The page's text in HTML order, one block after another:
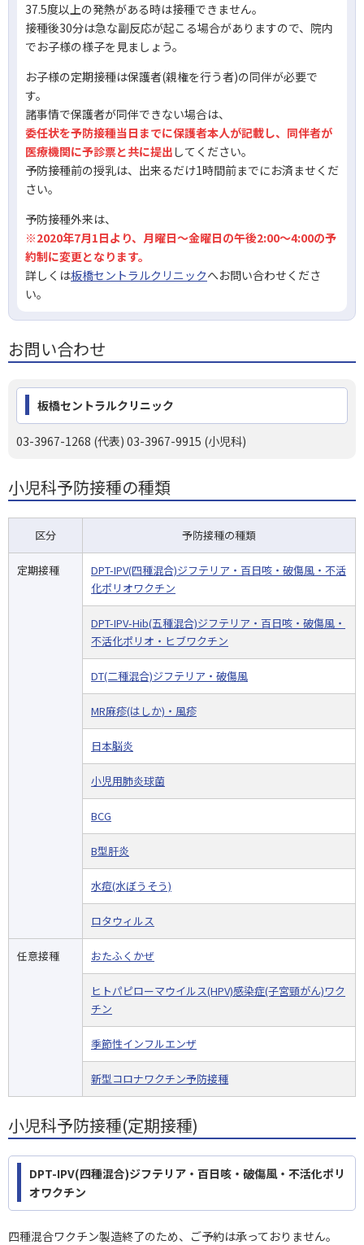
37.5度以上の発熱がある時は接種できません。
接種後30分は急な副反応が起こる場合がありますので、院内
でお子様の様子を見ましょう。
お子様の定期接種は保護者(親権を行う者)の同伴が必要で
す。
諸事情で保護者が同伴できない場合は、
委任状を予防接種当日までに保護者本人が記載し、同伴者が
医療機関に予診票と共に提出 してください。
予防接種前の授乳は、出来るだけ1時間前までにお済ませくだ
さい。
予防接種外来は、
※2020年7月1日より、月曜日～金曜日の午後2:00～4:00の予
約制に変更となります。
詳しくは板橋セントラルクリニックへお問い合わせくださ
い。
お問い合わせ
板橋セントラルクリニック
03-3967-1268 (代表) 03-3967-9915 (小児科)
小児科予防接種の種類
区分 予防接種の種類
定期接種
DPT-IPV(四種混合)ジフテリア・百日咳・破傷風・不活
化ポリオワクチン
DPT-IPV-Hib(五種混合)ジフテリア・百日咳・破傷風・
不活化ポリオ・ヒブワクチン
DT(二種混合)ジフテリア・破傷風
MR麻疹(はしか)・風疹
日本脳炎
小児用肺炎球菌
BCG
B型肝炎
水痘(水ぼうそう)
ロタウィルス
任意接種 おたふくかぜ
ヒトパピローマウイルス(HPV)感染症(子宮頸がん)ワク
チン
季節性インフルエンザ
新型コロナワクチン予防接種
小児科予防接種(定期接種)
DPT-IPV(四種混合)ジフテリア・百日咳・破傷風・不活化ポリ
オワクチン
四種混合ワクチン製造終了のため、ご予約は承っておりません。